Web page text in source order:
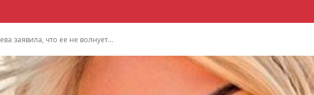
заявила, что ее не волнует...